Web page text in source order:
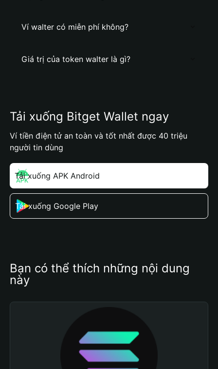
Ví walter có miễn phí không?
Giá trị của token walter là gì?
Tải xuống Bitget Wallet ngay
Ví tiền điện tử an toàn và tốt nhất được 40 triệu
người tin dùng
Tải xuống APK Android
Tải xuống Google Play
Bạn có thể thích những nội dung
này